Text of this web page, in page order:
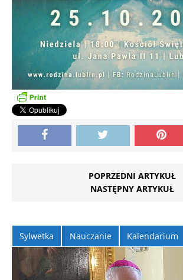
POPRZEDNI ARTYKUŁ
NASTĘPNY ARTYKUŁ
Sylwetka Nauczanie Kalendarium